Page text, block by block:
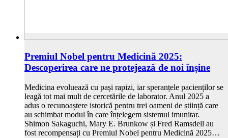
Premiul Nobel pentru Medicină 2025:
Descoperirea care ne protejează de noi înșine
Medicina evoluează cu pași rapizi, iar speranțele pacienților se
leagă tot mai mult de cercetările de laborator. Anul 2025 a
adus o recunoaștere istorică pentru trei oameni de știință care
au schimbat modul în care înțelegem sistemul imunitar.
Shimon Sakaguchi, Mary E. Brunkow și Fred Ramsdell au
fost recompensați cu Premiul Nobel pentru Medicină 2025…